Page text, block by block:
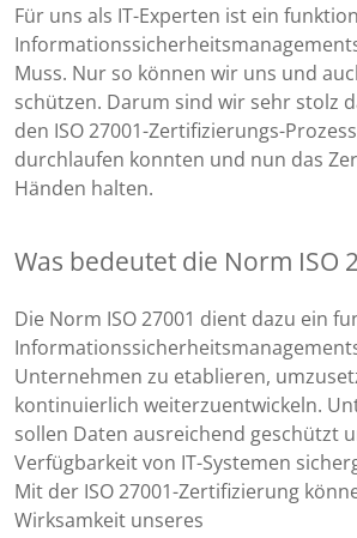
Für uns als IT-Experten ist ein
Muss. Nur so können wir uns und
schützen. Darum sind wir sehr stolz
den ISO 27001-Zertifizierungs-
durchlaufen konnten und nun das
Händen halten.
Was bedeutet die Norm ISO
Die Norm ISO 27001 dient dazu ein
Unternehmen zu etablieren,
kontinuierlich weiterzuentwickeln.
sollen Daten ausreichend geschützt
Verfügbarkeit von IT-Systemen
Mit der ISO 27001-Zertifizierung
Wirksamkeit unseres